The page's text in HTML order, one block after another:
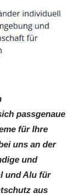
passgenaue
für Ihre
uns an der
und
und Alu für
aus